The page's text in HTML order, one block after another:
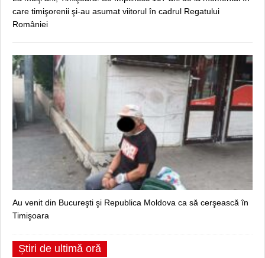
care timişorenii şi-au asumat viitorul în cadrul Regatului
României
Au venit din Bucureşti şi Republica Moldova ca să cerşească în
Timişoara
Știri de ultimă oră